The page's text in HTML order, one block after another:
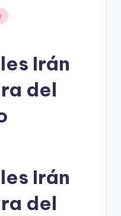
Irán
del
Irán
del